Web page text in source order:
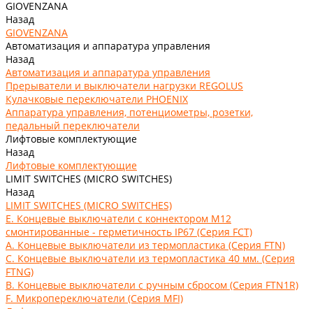
GIOVENZANA
Назад
GIOVENZANA
Автоматизация и аппаратура управления
Назад
Автоматизация и аппаратура управления
Прерыватели и выключатели нагрузки REGOLUS
Кулачковые переключатели PHOENIX
Аппаратура управления, потенциометры, розетки,
педальный переключатели
Лифтовые комплектующие
Назад
Лифтовые комплектующие
LIMIT SWITCHES (MICRO SWITCHES)
Назад
LIMIT SWITCHES (MICRO SWITCHES)
E. Концевые выключатели с коннектором M12
смонтированные - герметичность IP67 (Серия FCT)
А. Концевые выключатели из термопластика (Серия FTN)
C. Концевые выключатели из термопластика 40 мм. (Серия
FTNG)
В. Концевые выключатели с ручным сбросом (Серия FTN1R)
F. Микропереключатели (Серия MFI)